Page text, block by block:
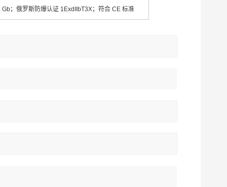
；俄罗斯防爆认证 1ExdIIbT3X；符合 CE 标准